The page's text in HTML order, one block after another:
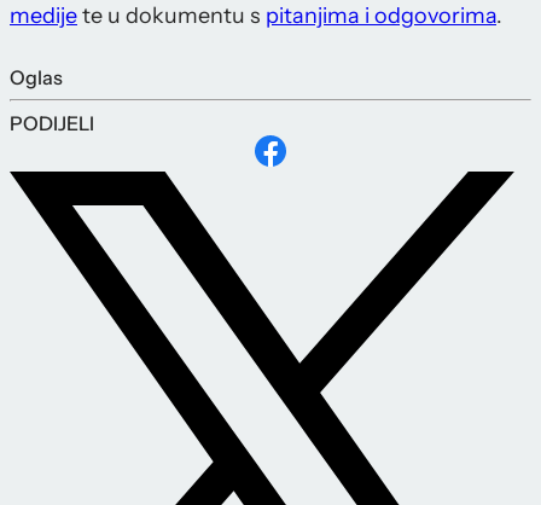
medijete u dokumentu s pitanjima i odgovorima.
Oglas
PODIJELI